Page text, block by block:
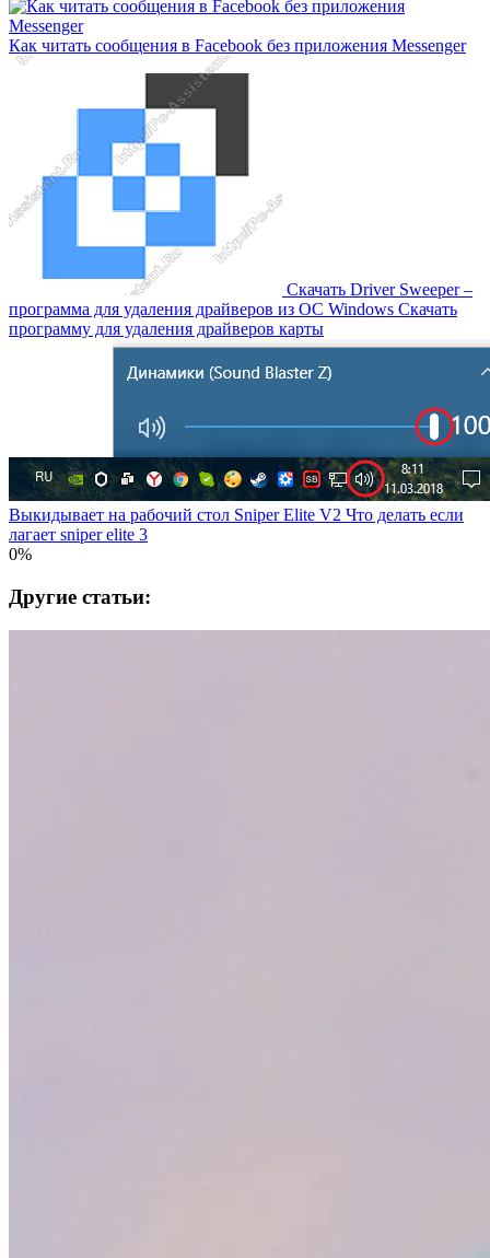
Как читать сообщения в Facebook без приложения Messenger
Скачать Driver Sweeper –
программа для удаления драйверов из OC Windows Скачать
программу для удаления драйверов карты
Выкидывает на рабочий стол Sniper Elite V2 Что делать если
лагает sniper elite 3
0%
Другие статьи: